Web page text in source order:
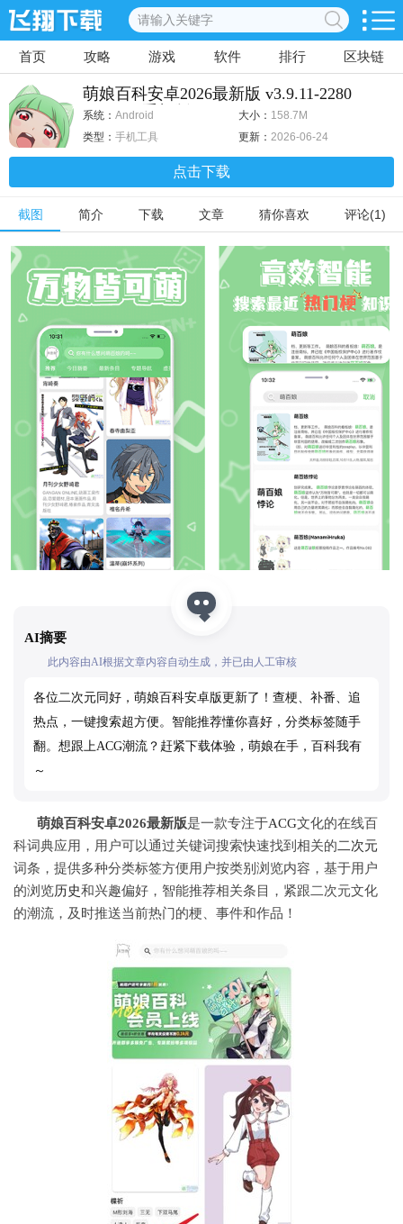
首页 攻略 游戏 软件 排行 区块链
萌娘百科安卓2026最新版 v3.9.11-2280
(251113)手机版
系统： Android 大小： 158.7M
类型： 手机工具 更新： 2026-06-24
点击下载
截图 简介 下载 文章 猜你喜欢 评论(1)
AI摘要
此内容由AI根据文章内容自动生成，并已由人工审核
各位二次元同好，萌娘百科安卓版更新了！查梗、补番、追
热点，一键搜索超方便。智能推荐懂你喜好，分类标签随手
翻。想跟上ACG潮流？赶紧下载体验，萌娘在手，百科我有
～
萌娘百科安卓2026最新版是一款专注于ACG文化的在线百
科词典应用，用户可以通过关键词搜索快速找到相关的二次元
词条，提供多种分类标签方便用户按类别浏览内容，基于用户
的浏览历史和兴趣偏好，智能推荐相关条目，紧跟二次元文化
的潮流，及时推送当前热门的梗、事件和作品！